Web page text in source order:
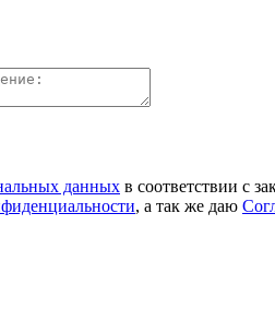
данных в соответствии с
, а так же даю